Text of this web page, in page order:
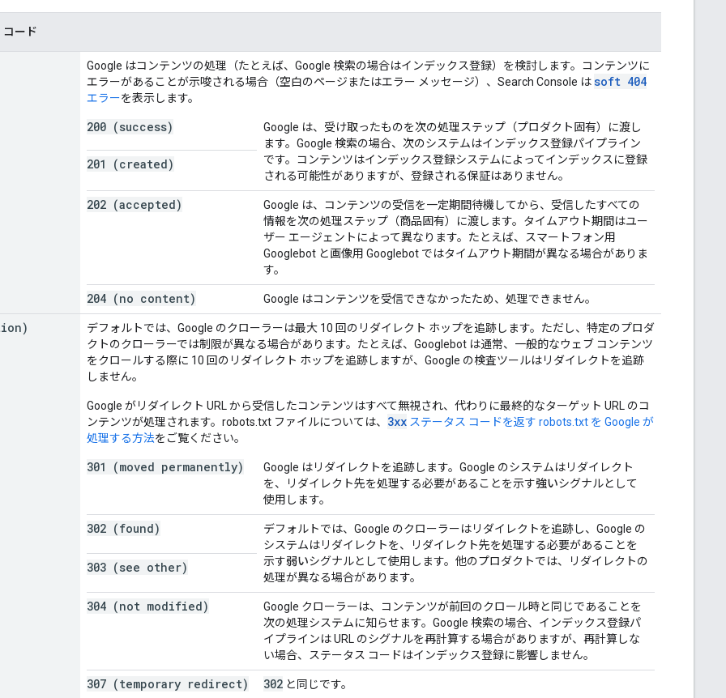
コード
Google はコンテンツの処理（たとえば、Google 検索の場合はインデックス登録）を検討します。コンテンツに
エラーがあることが示唆される場合（空白のページまたはエラー メッセージ）、Search Console はsoft 404
エラーを表示します。
200 (success)
Google は、受け取ったものを次の処理ステップ（プロダクト固有）に渡し
ます。Google 検索の場合、次のシステムはインデックス登録パイプライン
です。コンテンツはインデックス登録システムによってインデックスに登録
される可能性がありますが、登録される保証はありません。
201 (created)
202 (accepted)
Google は、コンテンツの受信を一定期間待機してから、受信したすべての
情報を次の処理ステップ（商品固有）に渡します。タイムアウト期間はユー
ザー エージェントによって異なります。たとえば、スマートフォン用
Googlebot と画像用 Googlebot ではタイムアウト期間が異なる場合がありま
す。
204 (no content) Google はコンテンツを受信できなかったため、処理できません。
デフォルトでは、Google のクローラーは最大 10 回のリダイレクト ホップを追跡します。ただし、特定のプロダ
クトのクローラーでは制限が異なる場合があります。たとえば、Googlebot は通常、一般的なウェブ コンテンツ
をクロールする際に 10 回のリダイレクト ホップを追跡しますが、Google の検査ツールはリダイレクトを追跡
しません。
Google がリダイレクト URL から受信したコンテンツはすべて無視され、代わりに最終的なターゲット URL のコ
ンテンツが処理されます。robots.txt ファイルについては、 3xx ステータス コードを返す robots.txt を Google が
処理する方法をご覧ください。
301 (moved permanently)
Google はリダイレクトを追跡します。Google のシステムはリダイレクト
を、リダイレクト先を処理する必要があることを示す強いシグナルとして
使用します。
302 (found)
デフォルトでは、Google のクローラーはリダイレクトを追跡し、Google の
システムはリダイレクトを、リダイレクト先を処理する必要があることを
示す弱いシグナルとして使用します。他のプロダクトでは、リダイレクトの
処理が異なる場合があります。
303 (see other)
304 (not modified)
Google クローラーは、コンテンツが前回のクロール時と同じであることを
次の処理システムに知らせます。Google 検索の場合、インデックス登録パ
イプラインは URL のシグナルを再計算する場合がありますが、再計算しな
い場合、ステータス コードはインデックス登録に影響しません。
307 (temporary redirect) 302 と同じです。